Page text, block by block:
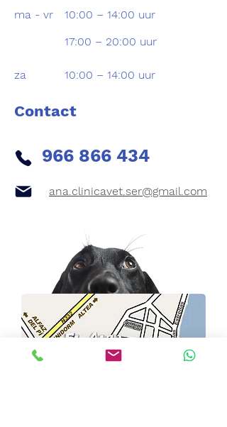
10:00 – 14:00 uur
ma - vr
17:00 – 20:00 uur
za 10:00 – 14:00 uur
Contact
966 866 434
ana.clinicavet.ser@gmail.com